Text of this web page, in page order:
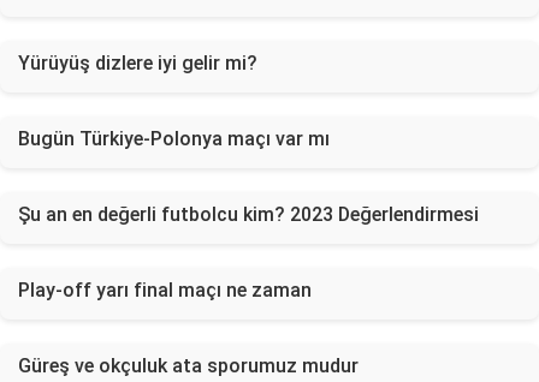
Yürüyüş dizlere iyi gelir mi?
Bugün Türkiye-Polonya maçı var mı
Şu an en değerli futbolcu kim? 2023 Değerlendirmesi
Play-off yarı final maçı ne zaman
Güreş ve okçuluk ata sporumuz mudur